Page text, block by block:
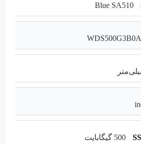
Blue SA510
WDS500G3B0A
500 گیگابایت